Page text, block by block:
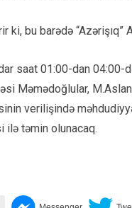
ki, bu barədə “Azərişıq”
saat 01:00-dan 04:00-
Məmədoğlular,
verilişində
təmin olunacaq.